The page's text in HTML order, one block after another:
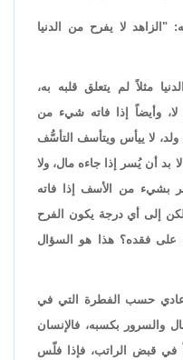
"الزاهد لا يفرح من الدنيا
مثلاً لم يتعلق قلبه به،
وأيضاً إذا فاته شيء من
ولد، لا ييأس ويتأسف التأسُّف
بد أن يُسر إذا جاءه مال، ولا
بشيء من الأسف إذا فاته
إلى أي درجة يكون الفرح
على فقده؟ هذا هو السؤال
حسب الفطرة التي في
والسرور بكسبه، فالإنسان
في قبض الراتب، فإذا فلّس